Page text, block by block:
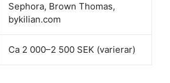
Sephora, Brown Thomas,
bykilian.com
Ca 2 000–2 500 SEK (varierar)